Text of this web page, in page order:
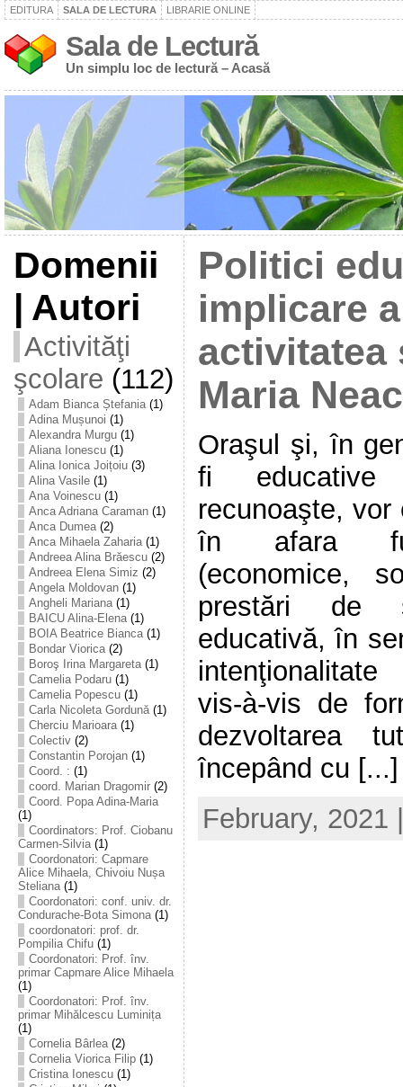
EDITURA SALA DE LECTURA LIBRARIE ONLINE
Sala de Lectură
Un simplu loc de lectură – Acasă
Domenii
| Autori
Activităţi
şcolare (112)
Adam Bianca Ștefania(1)
Adina Mușunoi (1)
Alexandra Murgu(1)
Aliana Ionescu(1)
Alina Ionica Joițoiu(3)
Alina Vasile(1)
Ana Voinescu(1)
Anca Adriana Caraman(1)
Anca Dumea(2)
Anca Mihaela Zaharia(1)
Andreea Alina Brăescu(2)
Andreea Elena Simiz (2)
Angela Moldovan(1)
Angheli Mariana(1)
BAICU Alina-Elena(1)
BOIA Beatrice Bianca(1)
Bondar Viorica(2)
Boroş Irina Margareta(1)
Camelia Podaru(1)
Camelia Popescu(1)
Carla Nicoleta Gordună(1)
Cherciu Marioara(1)
Colectiv(2)
Constantin Porojan(1)
Coord. : (1)
coord. Marian Dragomir(2)
Coord. Popa Adina-Maria
(1)
Coordinators: Prof. Ciobanu
Carmen-Silvia(1)
Coordonatori: Capmare
Alice Mihaela, Chivoiu Nușa
Steliana(1)
Coordonatori: conf. univ. dr.
Condurache-Bota Simona(1)
coordonatori: prof. dr.
Pompilia Chifu(1)
Coordonatori: Prof. înv.
primar Capmare Alice Mihaela
(1)
Coordonatori: Prof. înv.
primar Mihălcescu Luminița
(1)
Cornelia Bârlea(2)
Cornelia Viorica Filip(1)
Cristina Ionescu(1)
Politici
implicare
activitatea
Maria
Oraşul şi, în
fi
recunoaşte,
în afara
(economice,
prestări de
educativă, în
vis-à-vis de
dezvoltarea
începând cu [...]
February, 2021